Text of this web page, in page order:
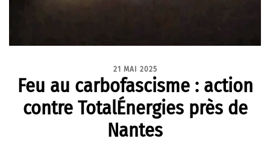
21 MAI 2025
Feu au carbofascisme : action
contre TotalÉnergies près de
Nantes